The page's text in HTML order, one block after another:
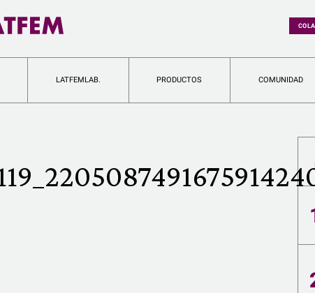
LATFEMLAB. PRODUCTOS COMUNIDAD